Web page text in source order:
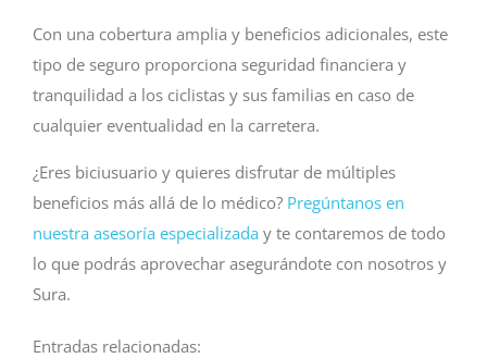
Con una cobertura amplia y beneficios adicionales, este
tipo de seguro proporciona seguridad financiera y
tranquilidad a los ciclistas y sus familias en caso de
cualquier eventualidad en la carretera.
¿Eres biciusuario y quieres disfrutar de múltiples
beneficios más allá de lo médico? Pregúntanos en
nuestra asesoría especializada y te contaremos de todo
lo que podrás aprovechar asegurándote con nosotros y
Sura.
Entradas relacionadas: